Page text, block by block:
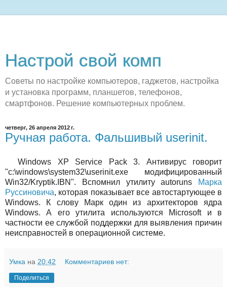
Настрой свой комп
Советы по настройке компьютеров, гаджетов, настройка
и установка программ, планшетов, телефонов,
смартфонов. Решение компьютерных проблем.
четверг, 26 апреля 2012 г.
Ручная работа. Фальшивый userinit.
Windows XP Service Pack 3. Антивирус говорит
"c:\windows\system32\userinit.exe модифицированный
Win32/Kryptik.IBN". Вспомнил утилиту autoruns
Марка
Руссиновича, которая показывает все автостартующее в
Windows. К слову Марк один из архитекторов ядра
Windows. А его утилита используются Microsoft и в
частности ее службой поддержки для выявления причин
неисправностей в операционной системе.
Умка на 20:42 Комментариев нет:
Поделиться